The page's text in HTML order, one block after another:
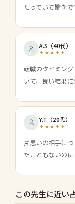
たっていて驚きで
A.S （40代）
転職のタイミン
いて、良い結果に
Y.T （20代）
片思いの相手に
たこともないのに
この先生に近い